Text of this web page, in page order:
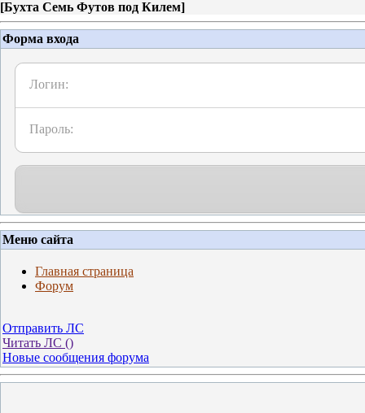
[Бухта Семь Футов под Килем]
Форма входа
Логин:
Пароль:
Меню сайта
Главная страница
Форум
Отправить ЛС
Читать ЛС ()
Новые сообщения форума